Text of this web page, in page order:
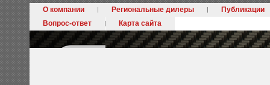
О компании Региональные дилеры
Публикации
Вопрос-ответ
Карта сайта